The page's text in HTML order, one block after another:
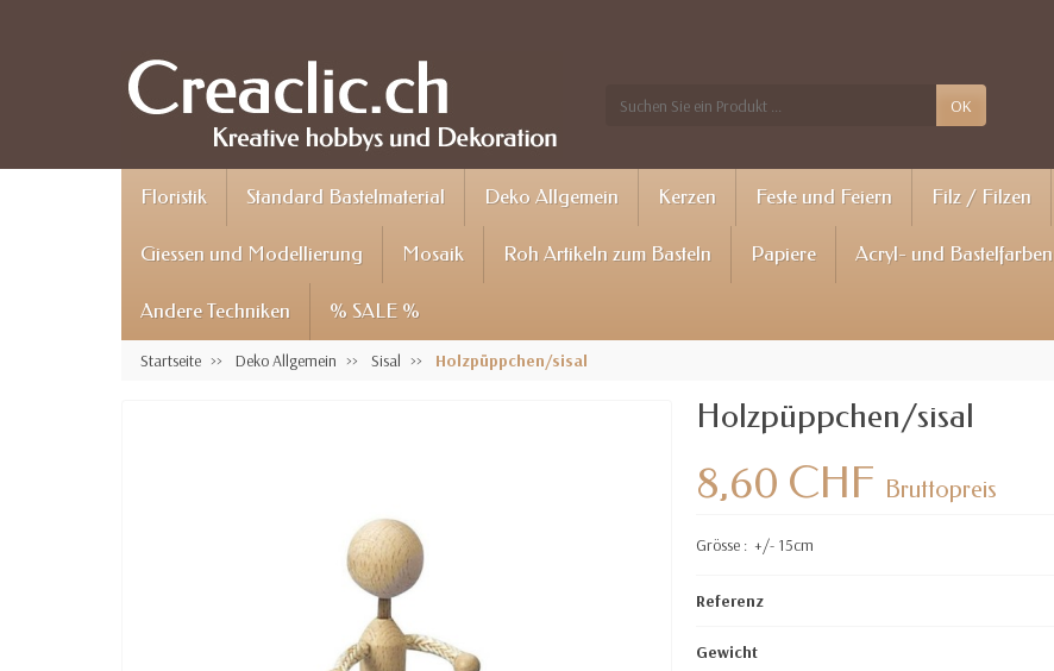
OK
Floristik Standard Bastelmaterial Deko Allgemein Kerzen Feste und Feiern Filz / Filzen
Giessen und Modellierung Mosaik Roh Artikeln zum Basteln Papiere Acryl- und Bastelfarben
Andere Techniken % SALE %
Startseite Deko Allgemein Sisal Holzpüppchen/sisal
Holzpüppchen/sisal
8,60 CHF Bruttopreis
Grösse : +/- 15cm
Referenz
Gewicht